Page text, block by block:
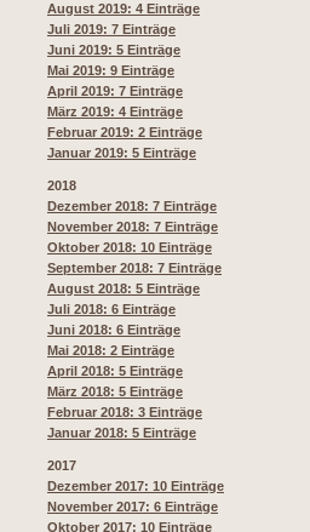
August 2019: 4 Einträge
Juli 2019: 7 Einträge
Juni 2019: 5 Einträge
Mai 2019: 9 Einträge
April 2019: 7 Einträge
März 2019: 4 Einträge
Februar 2019: 2 Einträge
Januar 2019: 5 Einträge
2018
Dezember 2018: 7 Einträge
November 2018: 7 Einträge
Oktober 2018: 10 Einträge
September 2018: 7 Einträge
August 2018: 5 Einträge
Juli 2018: 6 Einträge
Juni 2018: 6 Einträge
Mai 2018: 2 Einträge
April 2018: 5 Einträge
März 2018: 5 Einträge
Februar 2018: 3 Einträge
Januar 2018: 5 Einträge
2017
Dezember 2017: 10 Einträge
November 2017: 6 Einträge
Oktober 2017: 10 Einträge